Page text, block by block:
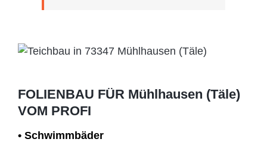
FOLIENBAU FÜR Mühlhausen (Täle)
VOM PROFI
• Schwimm­bäder